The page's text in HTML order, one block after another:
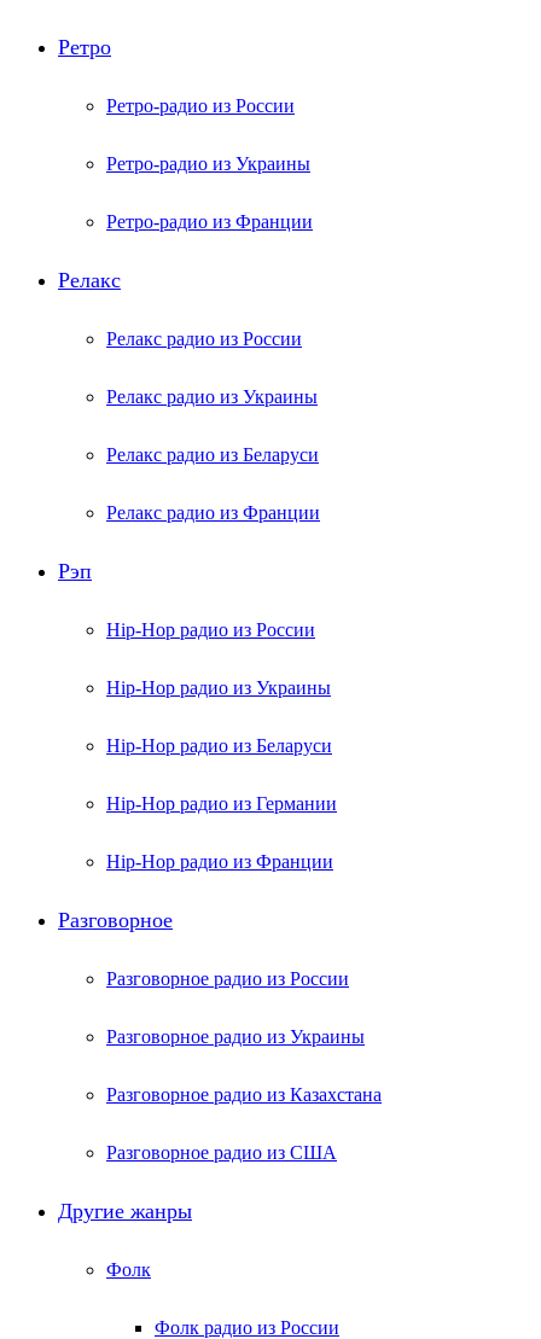
Ретро
Ретро-радио из России
Ретро-радио из Украины
Ретро-радио из Франции
Релакс
Релакс радио из России
Релакс радио из Украины
Релакс радио из Беларуси
Релакс радио из Франции
Рэп
Hip-Hop радио из России
Hip-Hop радио из Украины
Hip-Hop радио из Беларуси
Hip-Hop радио из Германии
Hip-Hop радио из Франции
Разговорное
Разговорное радио из России
Разговорное радио из Украины
Разговорное радио из Казахстана
Разговорное радио из США
Другие жанры
Фолк
Фолк радио из России